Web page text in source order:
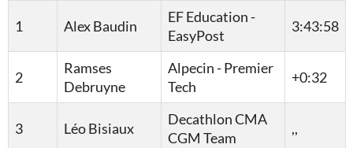
1 Alex Baudin
EF Education -
EasyPost
3:43:58
2
Ramses
Debruyne
Alpecin - Premier
Tech
+0:32
3 Léo Bisiaux
Decathlon CMA
CGM Team
,,